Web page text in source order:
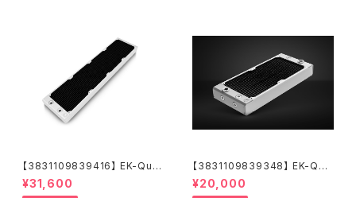
【3831109839416】 EK-Qua
ntum Surface P560M - Whi
te
¥31,600
【3831109839348】 EK-Qua
ntum Surface P280M X-Flo
w - White
¥20,000